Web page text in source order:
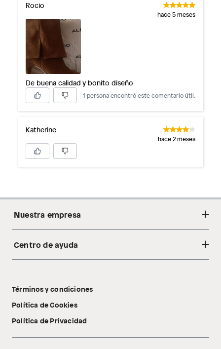
Rocio
hace 5 meses
De buena calidad y bonito diseño
1 persona encontró este comentario útil.
Katherine
hace 2 meses
Nuestra empresa
Acerca de nosotros
Tecnología Pillow Walk
Centro de ayuda
Libro de reclamaciones
Términos y condiciones
Política de Cookies
Política de Privacidad